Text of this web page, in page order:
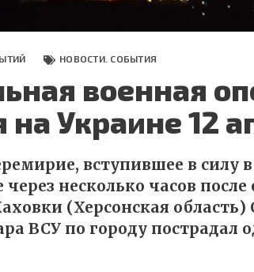
НОВОСТИ. СОБЫТИЯ
военная
на Украине 12
вступившее в силу
несколько часов после
(Херсонская область)
ВСУ по городу